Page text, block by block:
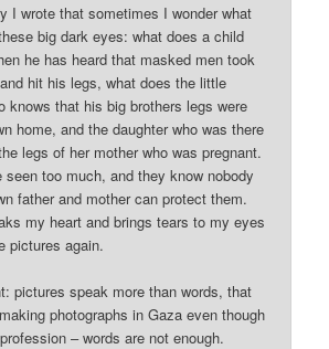
I wrote that sometimes I wonder what
big dark eyes: what does a child
he has heard that masked men took
hit his legs, what does the little
knows that his big brothers legs were
home, and the daughter who was there
legs of her mother who was pregnant.
too much, and they know nobody
father and mother can protect them.
my heart and brings tears to my eyes
pictures again.
pictures speak more than words, that
photographs in Gaza even though
– words are not enough.